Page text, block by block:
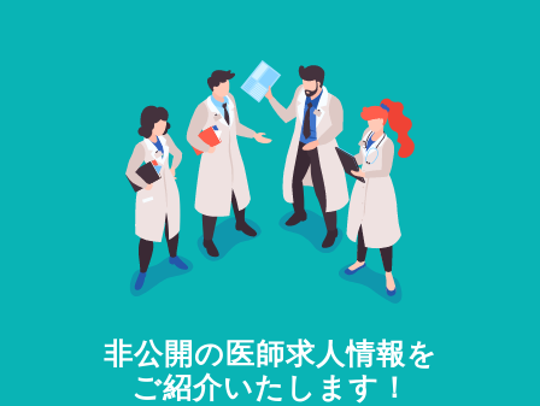
非公開の医師求人情報を
ご紹介いたします！